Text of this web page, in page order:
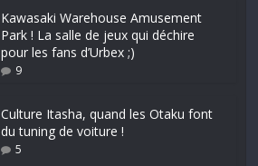
Kawasaki Warehouse Amusement
Park ! La salle de jeux qui déchire
pour les fans d’Urbex ;)
9
Culture Itasha, quand les Otaku font
du tuning de voiture !
5